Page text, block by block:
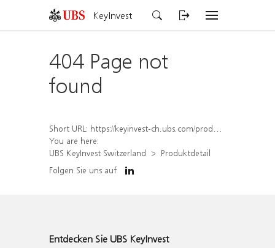
KeyInvest
404 Page not
found
Short URL: https://keyinvest-ch.ubs.com/produkt/detail/index/isin/CH1582454067
You are here:
UBS KeyInvest Switzerland
Produktdetail
Folgen Sie uns auf
Entdecken Sie UBS KeyInvest